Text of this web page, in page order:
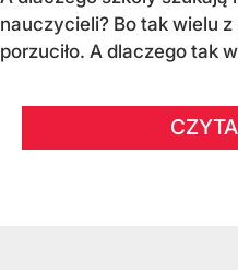
nauczycieli? Bo tak wielu z
porzuciło. A dlaczego tak